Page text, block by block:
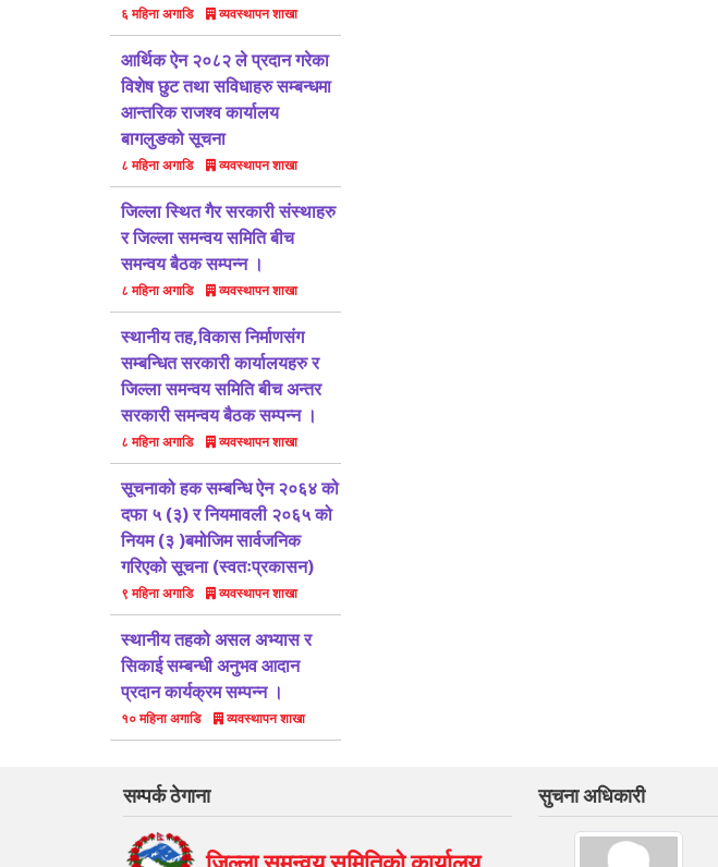
६ महिना अगाडि व्यवस्थापन शाखा
आर्थिक ऐन २०८२ ले प्रदान गरेका
विशेष छुट तथा सविधाहरु सम्बन्धमा
आन्तरिक राजश्व कार्यालय
बागलुङको सूचना
८ महिना अगाडि व्यवस्थापन शाखा
जिल्ला स्थित गैर सरकारी संस्थाहरु
र जिल्ला समन्वय समिति बीच
समन्वय बैठक सम्पन्न ।
८ महिना अगाडि व्यवस्थापन शाखा
स्थानीय तह,विकास निर्माणसंग
सम्बन्धित सरकारी कार्यालयहरु र
जिल्ला समन्वय समिति बीच अन्तर
सरकारी समन्वय बैठक सम्पन्न ।
८ महिना अगाडि व्यवस्थापन शाखा
सूचनाको हक सम्बन्धि ऐन २०६४ को
दफा ५ (३) र नियमावली २०६५ को
नियम (३ )बमोजिम सार्वजनिक
गरिएको सूचना (स्वतःप्रकासन)
९ महिना अगाडि व्यवस्थापन शाखा
स्थानीय तहको असल अभ्यास र
सिकाई सम्बन्धी अनुभव आदान
प्रदान कार्यक्रम सम्पन्न ।
१० महिना अगाडि व्यवस्थापन शाखा
सम्पर्क ठेगाना सुचना अधिकारी